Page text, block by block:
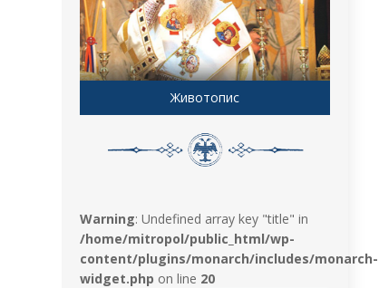
Животопис
Warning: Undefined array key "title" in
/home/mitropol/public_html/wp-
content/plugins/monarch/includes/monarch-
widget.php on line 20